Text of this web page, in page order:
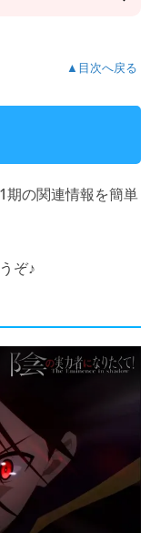
▲目次へ戻る
期の関連情報を簡単
ぞ♪